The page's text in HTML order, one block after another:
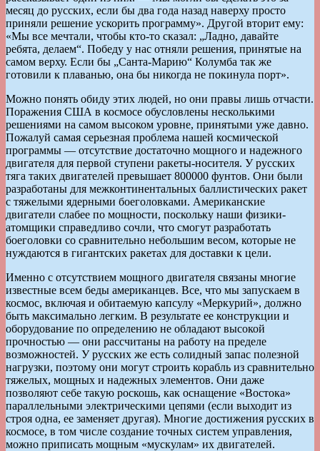
месяц до русских, если бы два года назад наверху просто
приняли решение ускорить программу». Другой вторит ему:
«Мы все мечтали, чтобы кто-то сказал: „Ладно, давайте
ребята, делаем“. Победу у нас отняли решения, принятые на
самом верху. Если бы „Санта-Марию“ Колумба так же
готовили к плаванью, она бы никогда не покинула порт».
Можно понять обиду этих людей, но они правы лишь отчасти.
Поражения США в космосе обусловлены несколькими
решениями на самом высоком уровне, принятыми уже давно.
Пожалуй самая серьезная проблема нашей космической
программы — отсутствие достаточно мощного и надежного
двигателя для первой ступени ракеты-носителя. У русских
тяга таких двигателей превышает 800000 фунтов. Они были
разработаны для межконтинентальных баллистических ракет
с тяжелыми ядерными боеголовками. Американские
двигатели слабее по мощности, поскольку наши физики-
атомщики справедливо сочли, что смогут разработать
боеголовки со сравнительно небольшим весом, которые не
нуждаются в гигантских ракетах для доставки к цели.
Именно с отсутствием мощного двигателя связаны многие
известные всем беды американцев. Все, что мы запускаем в
космос, включая и обитаемую капсулу «Меркурий», должно
быть максимально легким. В результате ее конструкции и
оборудование по определению не обладают высокой
прочностью — они рассчитаны на работу на пределе
возможностей. У русских же есть солидный запас полезной
нагрузки, поэтому они могут строить корабль из сравнительно
тяжелых, мощных и надежных элементов. Они даже
позволяют себе такую роскошь, как оснащение «Востока»
параллельными электрическими цепями (если выходит из
строя одна, ее заменяет другая). Многие достижения русских в
космосе, в том числе создание точных систем управления,
можно приписать мощным «мускулам» их двигателей.